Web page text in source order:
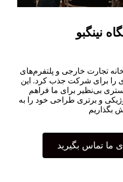
نینگبو
نینگبو ۲۰۰۰ کارخانه تجارت خارجی و پلتفرم‌های
را برای شرکت جذب کرد. این
بی‌نظیر برای ما فراهم
و برتری طراحی خود را به